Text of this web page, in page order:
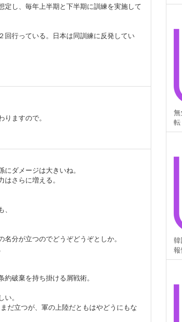
し、毎年上半期と下半期に訓練を実施して
行っている。日本は同訓練に反発してい
ますので。
ダメージは大きいね。
さらに増える。
分が立つのでどうぞどうぞとしか。
破棄を持ち掛ける屑戦術。
。
だ立つが、軍の上陸だともはやどうにもな
転